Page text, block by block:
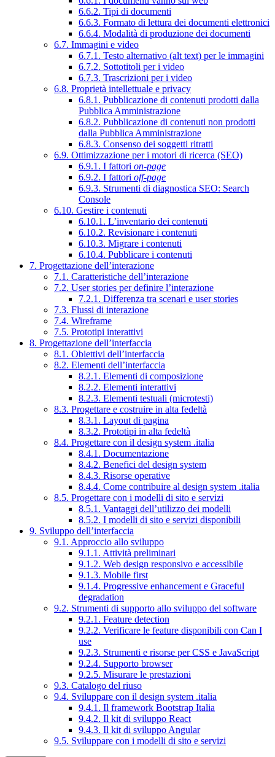
6.6.2. Tipi di documenti
6.6.3. Formato di lettura dei documenti elettronici
6.6.4. Modalità di produzione dei documenti
6.7. Immagini e video
6.7.1. Testo alternativo (alt text) per le immagini
6.7.2. Sottotitoli per i video
6.7.3. Trascrizioni per i video
6.8. Proprietà intellettuale e privacy
6.8.1. Pubblicazione di contenuti prodotti dalla
Pubblica Amministrazione
6.8.2. Pubblicazione di contenuti non prodotti
dalla Pubblica Amministrazione
6.8.3. Consenso dei soggetti ritratti
6.9. Ottimizzazione per i motori di ricerca (SEO)
6.9.1. I fattori on-page
6.9.2. I fattori off-page
6.9.3. Strumenti di diagnostica SEO: Search
Console
6.10. Gestire i contenuti
6.10.1. L’inventario dei contenuti
6.10.2. Revisionare i contenuti
6.10.3. Migrare i contenuti
6.10.4. Pubblicare i contenuti
7. Progettazione dell’interazione
7.1. Caratteristiche dell’interazione
7.2. User stories per definire l’interazione
7.2.1. Differenza tra scenari e user stories
7.3. Flussi di interazione
7.4. Wireframe
7.5. Prototipi interattivi
8. Progettazione dell’interfaccia
8.1. Obiettivi dell’interfaccia
8.2. Elementi dell’interfaccia
8.2.1. Elementi di composizione
8.2.2. Elementi interattivi
8.2.3. Elementi testuali (microtesti)
8.3. Progettare e costruire in alta fedeltà
8.3.1. Layout di pagina
8.3.2. Prototipi in alta fedeltà
8.4. Progettare con il design system .italia
8.4.1. Documentazione
8.4.2. Benefici del design system
8.4.3. Risorse operative
8.4.4. Come contribuire al design system .italia
8.5. Progettare con i modelli di sito e servizi
8.5.1. Vantaggi dell’utilizzo dei modelli
8.5.2. I modelli di sito e servizi disponibili
9. Sviluppo dell’interfaccia
9.1. Approccio allo sviluppo
9.1.1. Attività preliminari
9.1.2. Web design responsivo e accessibile
9.1.3. Mobile first
9.1.4. Progressive enhancement e Graceful
degradation
9.2. Strumenti di supporto allo sviluppo del software
9.2.1. Feature detection
9.2.2. Verificare le feature disponibili con Can I
use
9.2.3. Strumenti e risorse per CSS e JavaScript
9.2.4. Supporto browser
9.2.5. Misurare le prestazioni
9.3. Catalogo del riuso
9.4. Sviluppare con il design system .italia
9.4.1. Il framework Bootstrap Italia
9.4.2. Il kit di sviluppo React
9.4.3. Il kit di sviluppo Angular
9.5. Sviluppare con i modelli di sito e servizi